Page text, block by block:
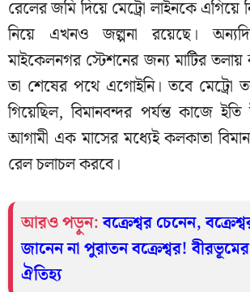
রেলের জমি দিয়ে মেট্রো লাইনকে এগিয়ে
নিয়ে এখনও জল্পনা রয়েছে।
মাইকেলনগর স্টেশনের জন্য মাটির
তা শেষের পথে এগোইনি। তবে মেট্রো
গিয়েছিল, বিমানবন্দর পর্যন্ত কাজে ইতি
আগামী এক মাসের মধ্যেই কলকাতা
রেল চলাচল করবে।
আরও পড়ুন:বক্রেশ্বর চেনেন,
জানেন না পুরাতন বক্রেশ্বর!
ঐতিহ্য